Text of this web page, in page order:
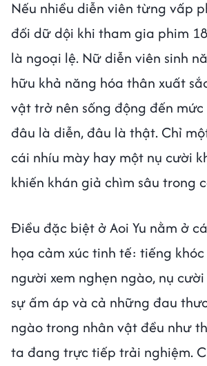
Nếu nhiều diễn viên từng vấp
đối dữ dội khi tham gia phim
là ngoại lệ. Nữ diễn viên sinh
hữu khả năng hóa thân xuất
vật trở nên sống động đến
đâu là diễn, đâu là thật. Chỉ
cái nhíu mày hay một nụ cười
khiến khán giả chìm sâu trong
Điều đặc biệt ở Aoi Yu nằm ở
họa cảm xúc tinh tế: tiếng
người xem nghẹn ngào, nụ
sự ấm áp và cả những đau
ngào trong nhân vật đều như
ta đang trực tiếp trải nghiệm.